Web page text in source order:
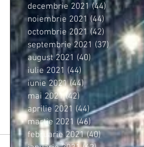
decembrie 2021 (44) 44 postări
noiembrie 2021 (44) 44 postări
octombrie 2021 (42) 42 postări
septembrie 2021 (37)37 postări
august 2021 (40) 40 postări
iulie 2021 (44) 44 postări
iunie 2021 (44)44 postări
mai 2021 (42)42 postări
aprilie 2021 (44)44 postări
martie 2021 (46) 46 postări
februarie 2021 (40)40 postări